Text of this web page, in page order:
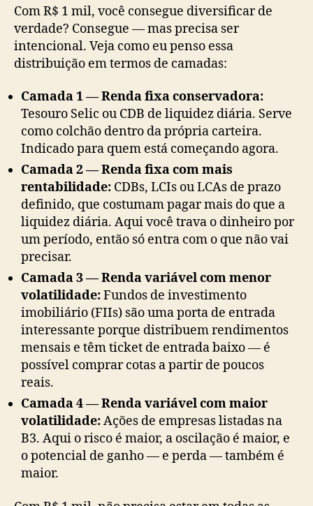
Com R$ 1 mil, você consegue diversificar de
verdade? Consegue — mas precisa ser
intencional. Veja como eu penso essa
distribuição em termos de camadas:
Camada 1 — Renda fixa conservadora:
Tesouro Selic ou CDB de liquidez diária. Serve
como colchão dentro da própria carteira.
Indicado para quem está começando agora.
Camada 2 — Renda fixa com mais
rentabilidade: CDBs, LCIs ou LCAs de prazo
definido, que costumam pagar mais do que a
liquidez diária. Aqui você trava o dinheiro por
um período, então só entra com o que não vai
precisar.
Camada 3 — Renda variável com menor
volatilidade:Fundos de investimento
imobiliário (FIIs) são uma porta de entrada
interessante porque distribuem rendimentos
mensais e têm ticket de entrada baixo — é
possível comprar cotas a partir de poucos
reais.
Camada 4 — Renda variável com maior
volatilidade:Ações de empresas listadas na
B3. Aqui o risco é maior, a oscilação é maior, e
o potencial de ganho — e perda — também é
maior.